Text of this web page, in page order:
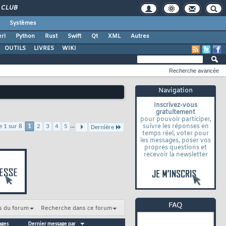
CLUB
Systèmes
Python Rust Swift Qt XML
Autres
OUTILS
LIVRES WIKI
Recherche avancée
Navigation
Inscrivez-vous
gratuitement
pour pouvoir participer,
suivre les réponses en
temps réel, voter pour
les messages, poser vos
propres questions et
recevoir la newsletter
1 sur 8 1 2 3 4 5 ... Dernière
du forum Recherche dans ce forum
Dernier message par